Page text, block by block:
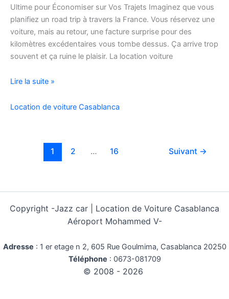
Ultime pour Économiser sur Vos Trajets Imaginez que vous
planifiez un road trip à travers la France. Vous réservez une
voiture, mais au retour, une facture surprise pour des
kilomètres excédentaires vous tombe dessus. Ça arrive trop
souvent et ça ruine le plaisir. La location voiture
Location
Pas
Lire la suite »
Location de voiture Casablanca
1 2 … 16 Suivant →
Copyright -Jazz car | Location de Voiture Casablanca
Aéroport Mohammed V-
Adresse : 1 er etage n 2, 605 Rue Goulmima, Casablanca 20250
Téléphone : 0673-081709
© 2008 - 2026